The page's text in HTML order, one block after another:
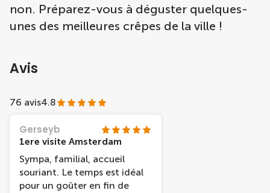
non. Préparez-vous à déguster quelques-
unes des meilleures crêpes de la ville !
Avis
76 avis4.8
Gerseyb
1ere visite Amsterdam
Sympa, familial, accueil
souriant. Le temps est idéal
pour un goûter en fin de